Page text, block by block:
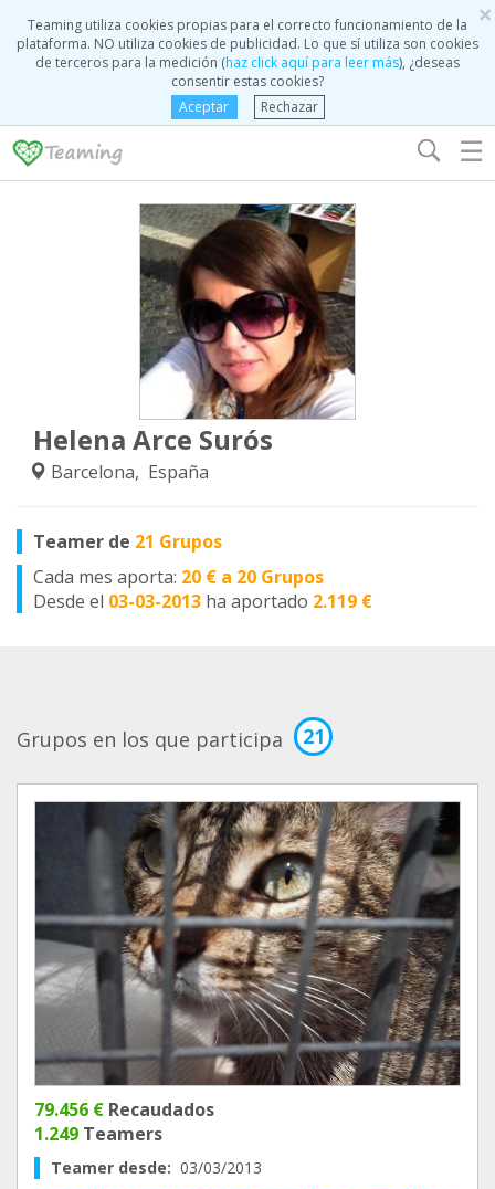
×
Teaming utiliza cookies propias para el correcto funcionamiento de la
plataforma. NO utiliza cookies de publicidad. Lo que sí utiliza son cookies
de terceros para la medición (haz click aquí para leer más), ¿deseas
consentir estas cookies?
Aceptar
Rechazar
☰
Helena Arce Surós
Barcelona, España
Teamer de 21 Grupos
Cada mes aporta: 20 € a 20 Grupos
Desde el 03-03-2013 ha aportado 2.119 €
Grupos en los que participa 21
79.456 € Recaudados
1.249 Teamers
Teamer desde: 03/03/2013